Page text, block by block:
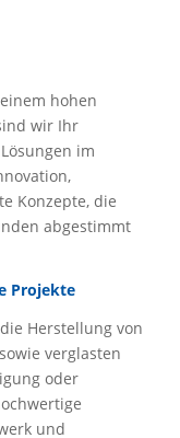
hohen
wir Ihr
im
Konzepte, die
abgestimmt
Projekte
Herstellung von
verglasten
oder
und